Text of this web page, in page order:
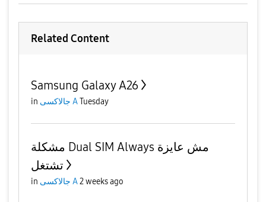
Related Content
Samsung Galaxy A26
in جالاكسى ATuesday
مشكلة Dual SIM Always مش عايزة
تشتغل
in جالاكسى A2 weeks ago